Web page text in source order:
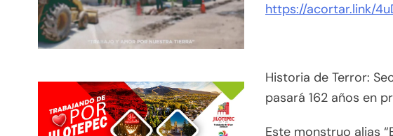
https://acortar.link/
Historia de Terror:
pasará 162 años en
Este monstruo alias